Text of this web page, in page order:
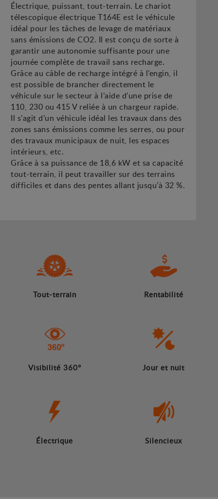
Électrique, puissant, tout-terrain. Le chariot
télescopique électrique T164E est le véhicule
idéal pour les tâches de levage de matériaux
sans émissions de CO2. Il est conçu de sorte à
garantir une autonomie suffisante pour une
journée complète de travail sans recharge.
Grâce au câble de recharge intégré à l’engin, il
est possible de brancher directement le
véhicule sur le secteur à l’aide d’une prise de
110, 230 ou 415 V reliée à un chargeur rapide.
Il s’agit d’un véhicule idéal les travaux dans des
zones sans émissions comme les serres, ou pour
des travaux municipaux de nuit, les espaces
intérieurs, etc.
Grâce à sa puissance de 18,6 kW et sa capacité
tout-terrain, il peut travailler sur des terrains
difficiles et dans des pentes allant jusqu’à 32 %.
Tout-terrain Rentabilité
Visibilité 360° Jour et nuit
Électrique Silencieux